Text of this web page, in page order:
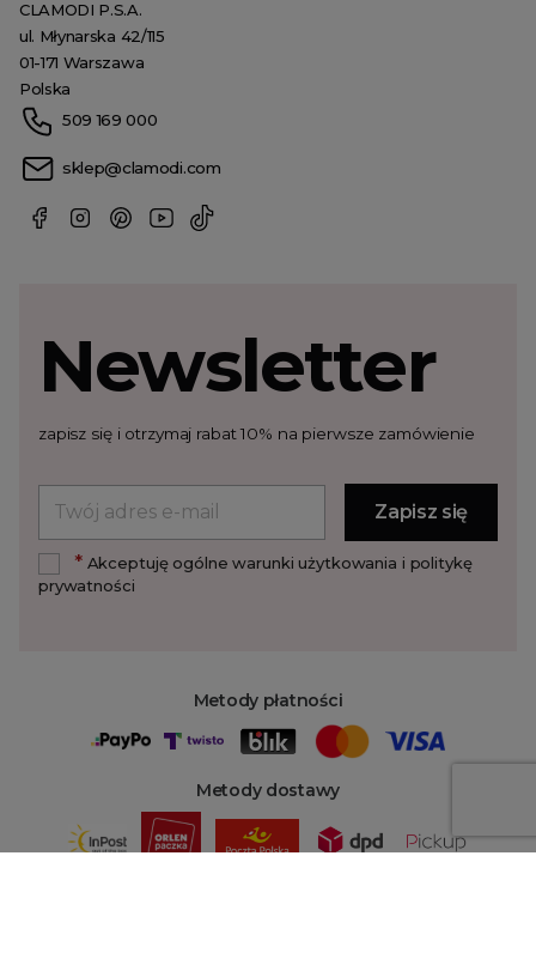
CLAMODI P.S.A.
ul. Młynarska 42/115
01-171 Warszawa
Polska
509 169 000
sklep@clamodi.com
Metody płatności
Metody dostawy
Newsletter
zapisz się i otrzymaj rabat 10% na pierwsze zamówienie
*Akceptuję ogólne warunki użytkowania i politykę
prywatności